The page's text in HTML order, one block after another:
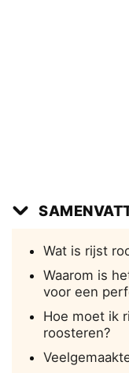
Wat is rijst
Waarom is
voor een
Hoe moet ik
roosteren?